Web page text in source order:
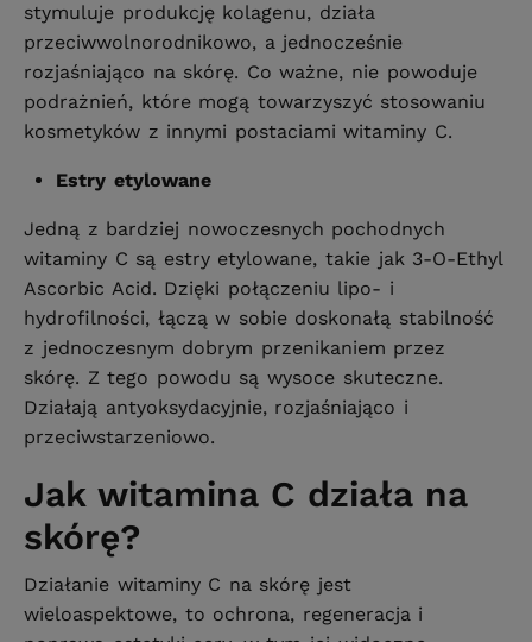
stymuluje produkcję kolagenu, działa
przeciwwolnorodnikowo, a jednocześnie
rozjaśniająco na skórę. Co ważne, nie powoduje
podrażnień, które mogą towarzyszyć stosowaniu
kosmetyków z innymi postaciami witaminy C.
Estry etylowane
Jedną z bardziej nowoczesnych pochodnych
witaminy C są estry etylowane, takie jak 3-O-Ethyl
Ascorbic Acid. Dzięki połączeniu lipo- i
hydrofilności, łączą w sobie doskonałą stabilność
z jednoczesnym dobrym przenikaniem przez
skórę. Z tego powodu są wysoce skuteczne.
Działają antyoksydacyjnie, rozjaśniająco i
przeciwstarzeniowo.
Jak witamina C działa na
skórę?
Działanie witaminy C na skórę jest
wieloaspektowe, to ochrona, regeneracja i